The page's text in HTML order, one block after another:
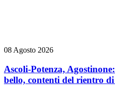
08 Agosto 2026
Ascoli-Potenza,
bello, contenti del rientro